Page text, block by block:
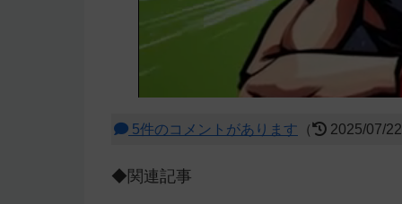
5件のコメントがあります （ 2025/07/
◆関連記事